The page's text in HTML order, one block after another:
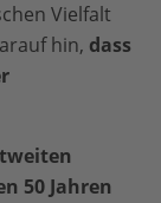
Vielfalt
hin, dass
50 Jahren